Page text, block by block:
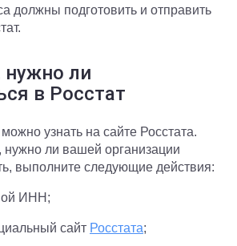
должны подготовить и отправить
нужно ли
в Росстат
узнать на сайте Росстата.
нужно ли вашей организации
выполните следующие действия:
ИНН;
сайт Росстата;